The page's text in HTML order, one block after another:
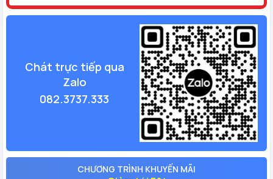
Chát trực tiếp qua
Zalo
082.3737.333
CHƯƠNG TRÌNH KHUYẾN MÃI